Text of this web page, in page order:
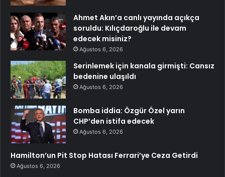
Ahmet Akın’a canlı yayında açıkça
soruldu: Kılıçdaroğlu ile devam
edecek misiniz?
Ağustos 6, 2026
Serinlemek için kanala girmişti: Cansız
bedenine ulaşıldı
Ağustos 6, 2026
Bomba iddia: Özgür Özel yarın
CHP’den istifa edecek
Ağustos 6, 2026
Hamilton’un Pit Stop Hatası Ferrari’ye Ceza Getirdi
Ağustos 6, 2026